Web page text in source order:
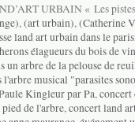
URBAIN « Les
,(art urbain),(Catherine
land art urbain dans le
élagueurs du bois de
un arbre de la pelouse de
l'arbre musical "parasites
Kingleur par Pa,concert
de l'arbre,concert land